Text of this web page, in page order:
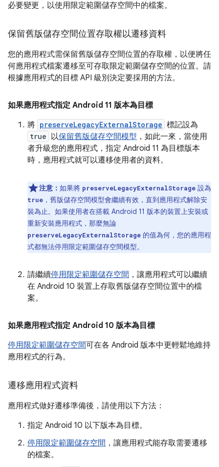
必要變更，以使用限定範圍儲存空間中的檔案。
保留舊版儲存空間位置存取權以遷移資料
您的應用程式需保留舊版儲存空間位置的存取權，以便將任
何應用程式檔案遷移至可存取限定範圍儲存空間的位置。請
根據應用程式的目標 API 級別決定要採用的方法。
如果應用程式指定 Android 11 版本為目標
將 preserveLegacyExternalStorage 標記設為
true 以保留舊版儲存空間模型 ，如此一來，當使用
者升級您的應用程式，指定 Android 11 為目標版本
時，應用程式就可以遷移使用者的資料。
注意： 如果將 preserveLegacyExternalStorage 設為
true ，舊版儲存空間模型會繼續有效，直到應用程式解除安
裝為止。如果使用者在搭載 Android 11 版本的裝置上安裝或
重新安裝應用程式，那麼無論
preserveLegacyExternalStorage 的值為何，您的應用程
式都無法停用限定範圍儲存空間模型。
請繼續停用限定範圍儲存空間 ，讓應用程式可以繼續
在 Android 10 裝置上存取舊版儲存空間位置中的檔
案。
如果應用程式指定 Android 10 版本為目標
停用限定範圍儲存空間可在各 Android 版本中更輕鬆地維持
應用程式的行為。
遷移應用程式資料
應用程式做好遷移準備後，請使用以下方法：
指定 Android 10 以下版本為目標。
停用限定範圍儲存空間 ，讓應用程式能存取需要遷移
的檔案。